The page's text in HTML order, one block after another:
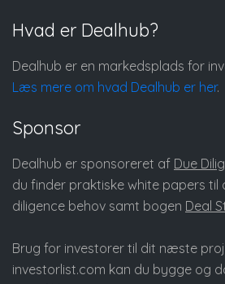
Hvad er Dealhub?
Dealhub er en markedsplads for
Læs mere om hvad Dealhub er her.
Sponsor
Dealhub er sponsoreret af Due
du finder praktiske white papers til
diligence behov samt bogen Deal
Brug for investorer til dit næste
investorlist.com kan du bygge og